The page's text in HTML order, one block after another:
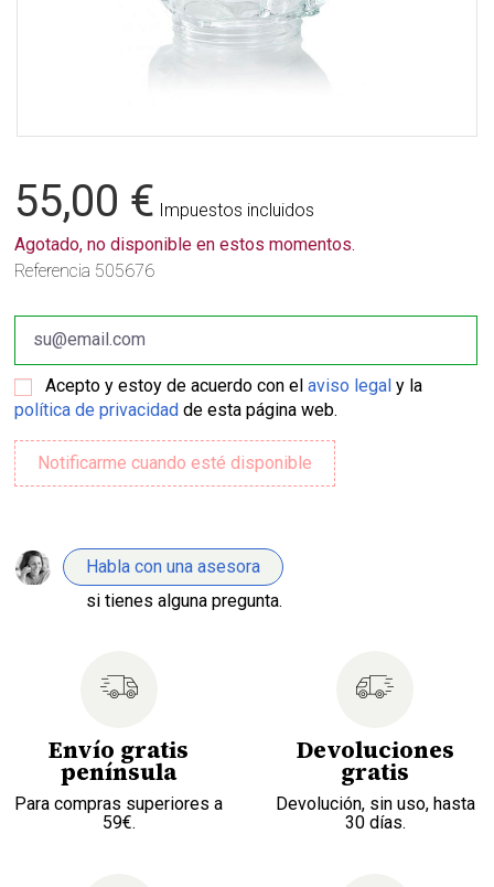
55,00 € Impuestos incluidos
Agotado, no disponible en estos momentos.
Referencia 505676
Acepto y estoy de acuerdo con elaviso legal y la
política de privacidad de esta página web.
Habla con una asesora
si tienes alguna pregunta.
Envío gratis
península
Para compras superiores a
59€.
Devoluciones
gratis
Devolución, sin uso, hasta
30 días.